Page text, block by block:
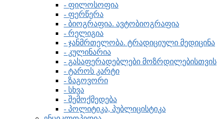
- ფილოსოფია
- ფერწერა
- ბიოგრაფია. ავტობიოგრაფია
- რელიგია
- ჯანმრთელობა. ტრადიციული მედიცინა
- კულინარია
- გასაფერადებლები მოზრდილებისთვის
- ტაროს კარტი
- ზაგოვორი
- სხვა
- შემოქმედება
- პოლიტიკა, პუბლიცისტიკა